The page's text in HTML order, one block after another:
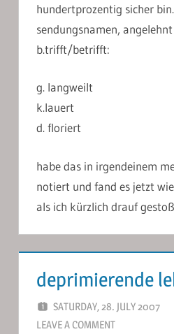
hundertprozentig sicher
sendungsnamen,
b.trifft/betrifft:
g. langweilt
k.lauert
d. floriert
habe das in irgendeinem
notiert und fand es jetzt
als ich kürzlich drauf
deprimierende
SATURDAY, 28. JULY 2007
LEAVE A COMMENT